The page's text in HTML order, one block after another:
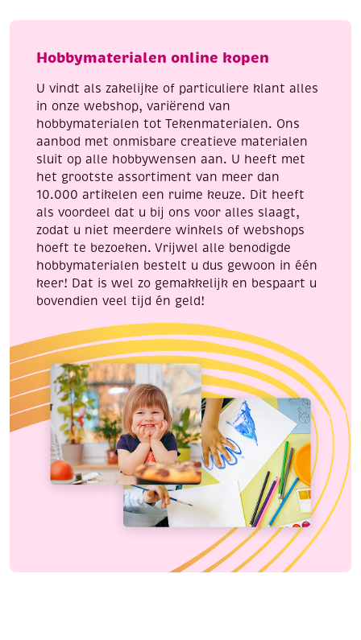
cm
aantal
Hobbymaterialen online kopen
U vindt als zakelijke of particuliere klant alles
in onze webshop, variërend van
hobbymaterialen tot Tekenmaterialen. Ons
aanbod met onmisbare creatieve materialen
sluit op alle hobbywensen aan. U heeft met
het grootste assortiment van meer dan
10.000 artikelen een ruime keuze. Dit heeft
als voordeel dat u bij ons voor alles slaagt,
zodat u niet meerdere winkels of webshops
hoeft te bezoeken. Vrijwel alle benodigde
hobbymaterialen bestelt u dus gewoon in één
keer! Dat is wel zo gemakkelijk en bespaart u
bovendien veel tijd én geld!